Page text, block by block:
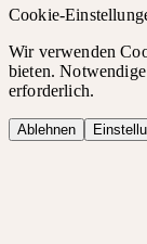
Cookie-
Wir verwenden
bieten.
erforderlich.
Ablehnen